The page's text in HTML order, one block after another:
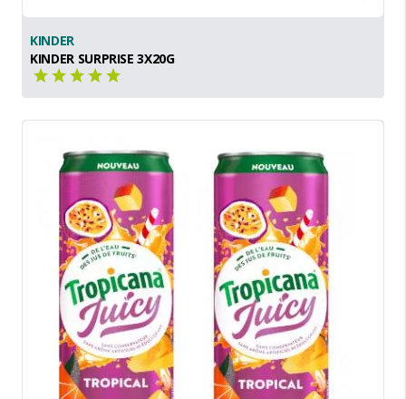
KINDER
KINDER SURPRISE 3X20G